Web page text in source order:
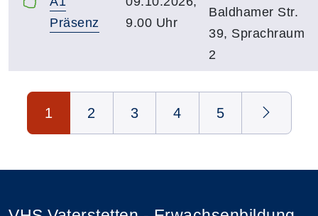
Präsenz
9.00 Uhr
Baldhamer Str.
39, Sprachraum
2
Seite 1 von 5
1 2 3 4 5